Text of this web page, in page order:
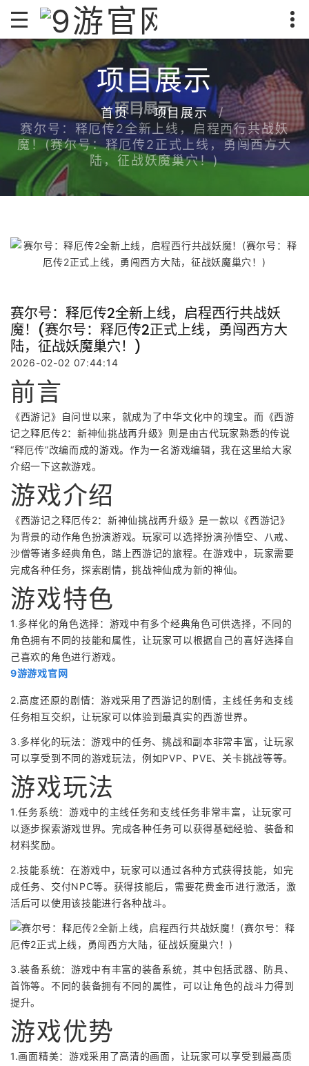
项目展示
首页
项目展示
赛尔号：释厄传2全新上线，启程西行共战妖
魔！(赛尔号：释厄传2正式上线，勇闯西方大
陆，征战妖魔巢穴！)
赛尔号：释厄传2全新上线，启程西行共战妖
魔！(赛尔号：释厄传2正式上线，勇闯西方大
陆，征战妖魔巢穴！)
2026-02-02 07:44:14
前言
《西游记》自问世以来，就成为了中华文化中的瑰宝。而《西游
记之释厄传2：新神仙挑战再升级》则是由古代玩家熟悉的传说
“释厄传”改编而成的游戏。作为一名游戏编辑，我在这里给大家
介绍一下这款游戏。
游戏介绍
《西游记之释厄传2：新神仙挑战再升级》是一款以《西游记》
为背景的动作角色扮演游戏。玩家可以选择扮演孙悟空、八戒、
沙僧等诸多经典角色，踏上西游记的旅程。在游戏中，玩家需要
完成各种任务，探索剧情，挑战神仙成为新的神仙。
游戏特色
1.多样化的角色选择：游戏中有多个经典角色可供选择，不同的
角色拥有不同的技能和属性，让玩家可以根据自己的喜好选择自
己喜欢的角色进行游戏。
9游游戏官网
2.高度还原的剧情：游戏采用了西游记的剧情，主线任务和支线
任务相互交织，让玩家可以体验到最真实的西游世界。
3.多样化的玩法：游戏中的任务、挑战和副本非常丰富，让玩家
可以享受到不同的游戏玩法，例如PVP、PVE、关卡挑战等等。
游戏玩法
1.任务系统：游戏中的主线任务和支线任务非常丰富，让玩家可
以逐步探索游戏世界。完成各种任务可以获得基础经验、装备和
材料奖励。
2.技能系统：在游戏中，玩家可以通过各种方式获得技能，如完
成任务、交付NPC等。获得技能后，需要花费金币进行激活，激
活后可以使用该技能进行各种战斗。
3.装备系统：游戏中有丰富的装备系统，其中包括武器、防具、
首饰等。不同的装备拥有不同的属性，可以让角色的战斗力得到
提升。
游戏优势
1.画面精美：游戏采用了高清的画面，让玩家可以享受到最高质